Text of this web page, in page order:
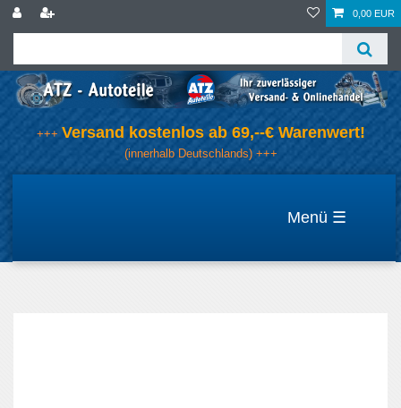
0,00 EUR
+++ Versand kostenlos ab 69,--€ Warenwert!
(innerhalb Deutschlands) +++
☰